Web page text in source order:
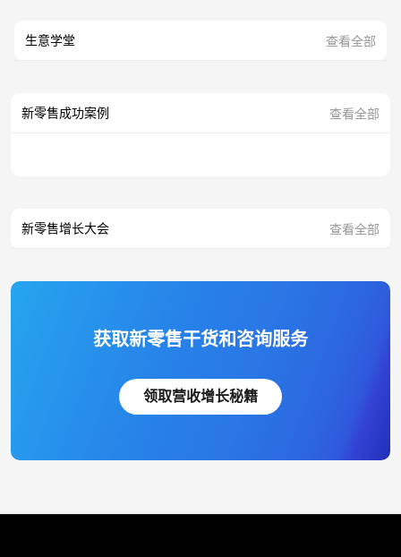
生意学堂 查看全部
新零售成功案例 查看全部
新零售增长大会 查看全部
获取新零售干货和咨询服务
领取营收增长秘籍